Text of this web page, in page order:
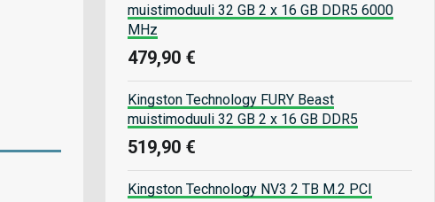
muistimoduuli 32 GB 2 x 16 GB DDR5 6000
MHz
479,90 €
Kingston Technology FURY Beast
muistimoduuli 32 GB 2 x 16 GB DDR5
519,90 €
Kingston Technology NV3 2 TB M.2 PCI